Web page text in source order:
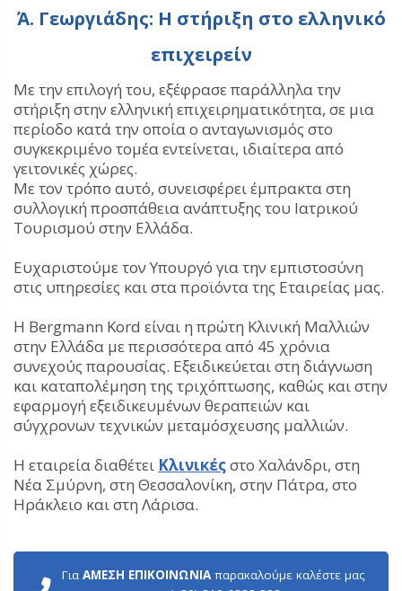
Ά. Γεωργιάδης: Η στήριξη στο ελληνικό
επιχειρείν
Με την επιλογή του, εξέφρασε παράλληλα την
στήριξη στην ελληνική επιχειρηματικότητα, σε μια
περίοδο κατά την οποία ο ανταγωνισμός στο
συγκεκριμένο τομέα εντείνεται, ιδιαίτερα από
γειτονικές χώρες.
Με τον τρόπο αυτό, συνεισφέρει έμπρακτα στη
συλλογική προσπάθεια ανάπτυξης του Ιατρικού
Τουρισμού στην Ελλάδα.
Ευχαριστούμε τον Υπουργό για την εμπιστοσύνη
στις υπηρεσίες και στα προϊόντα της Εταιρείας μας.
Η Bergmann Kord είναι η πρώτη Κλινική Μαλλιών
στην Ελλάδα με περισσότερα από 45 χρόνια
συνεχούς παρουσίας. Εξειδικεύεται στη διάγνωση
και καταπολέμηση της τριχόπτωσης, καθώς και στην
εφαρμογή εξειδικευμένων θεραπειών και
σύγχρονων τεχνικών μεταμόσχευσης μαλλιών.
Η εταιρεία διαθέτει Κλινικέςστο Χαλάνδρι, στη
Νέα Σμύρνη, στη Θεσσαλονίκη, στην Πάτρα, στο
Ηράκλειο και στη Λάρισα.
Για ΑΜΕΣΗ ΕΠΙΚΟΙΝΩΝΙΑπαρακαλούμε καλέστε μας